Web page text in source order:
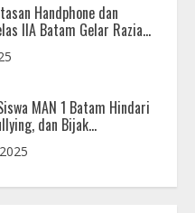
Handphone dan
IIA Batam Gelar Razia
Hukum
MAN 1 Batam Hindari
dan Bijak